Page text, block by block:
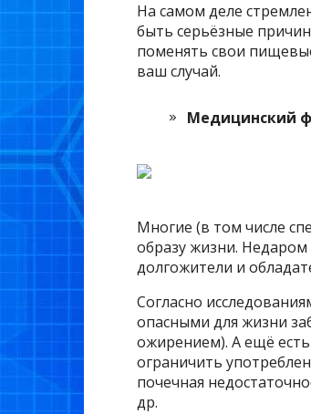
На самом деле
быть серьёзные
поменять свои
ваш случай.
Медицинский
Многие (в том числе
образу жизни.
долгожители и
Согласно
опасными для жизни
ожирением). А ещё
ограничить
почечная
др.